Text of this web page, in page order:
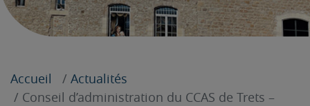
Accueil
Actualités
Conseil d’administration du CCAS de Trets –